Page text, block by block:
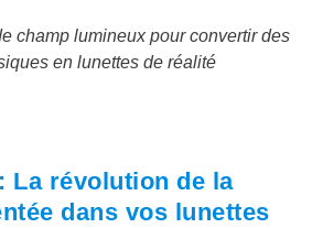
champ lumineux pour convertir des
en lunettes de réalité
La révolution de la
dans vos lunettes